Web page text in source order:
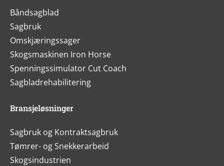
Båndsagblad
Sagbruk
Omskjæringssager
Skogsmaskinen Iron Horse
Spenningssimulator Cut Coach
Sagbladrehabilitering
Bransjeløsninger
Sagbruk og Kontraktsagbruk
Tømrer- og Snekkerarbeid
Skogsindustrien